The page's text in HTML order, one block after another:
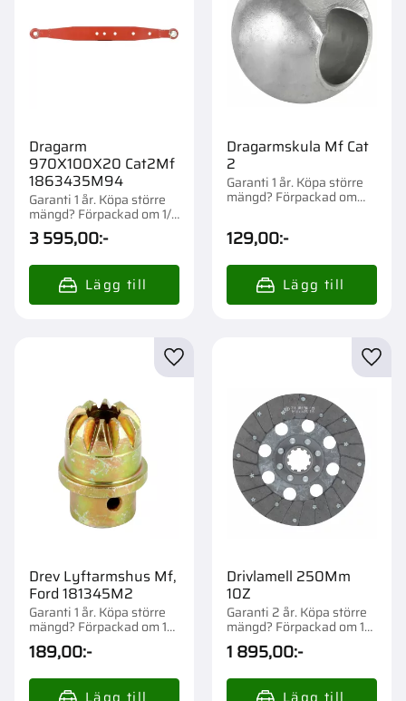
Dragarm
970X100X20 Cat2Mf
1863435M94
Garanti 1 år. Köpa större
mängd? Förpackad om 1/1
st.
3 595,00:-
Dragarmskula Mf Cat
2
Garanti 1 år. Köpa större
mängd? Förpackad om
129,00:-
Drev Lyftarmshus Mf,
Ford 181345M2
Garanti 1 år. Köpa större
mängd? Förpackad om 1
st.
189,00:-
Lägg till i favoriter
Drivlamell 250Mm
10Z
Garanti 2 år. Köpa större
mängd? Förpackad om 1
st.
1 895,00:-